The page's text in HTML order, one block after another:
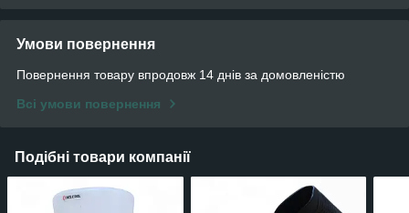
Умови повернення
Повернення товару впродовж 14 днів за домовленістю
Всі умови повернення
Подібні товари компанії